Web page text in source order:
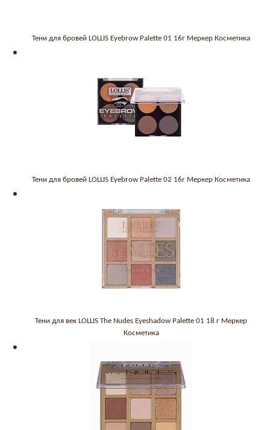
Тени для бровей LOLLIS Eyebrow Palette 01 16г Меркер Косметика
Тени для бровей LOLLIS Eyebrow Palette 02 16г Меркер Косметика
Тени для век LOLLIS The Nudes Eyeshadow Palette 01 18 г Меркер
Косметика